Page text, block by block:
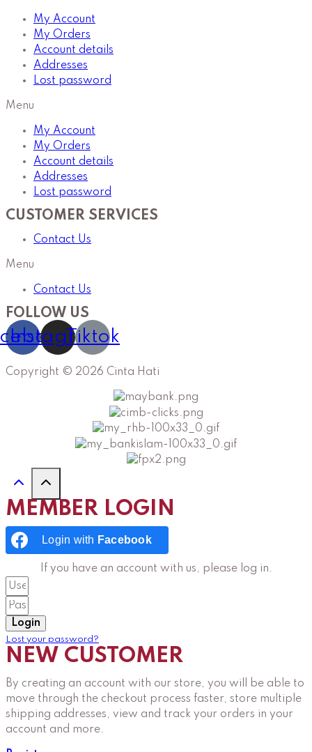
My Account
My Orders
Account details
Addresses
Lost password
Menu
My Account
My Orders
Account details
Addresses
Lost password
CUSTOMER SERVICES
Contact Us
Menu
Contact Us
FOLLOW US
Instagram
Tiktok
Copyright © 2026 Cinta Hati
MEMBER LOGIN
Login with Facebook
If you have an account with us, please log in.
Login
Lost your password?
NEW CUSTOMER
By creating an account with our store, you will be able to
move through the checkout process faster, store multiple
shipping addresses, view and track your orders in your
account and more.